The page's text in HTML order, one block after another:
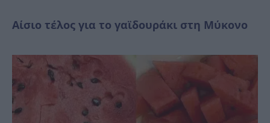
Αίσιο τέλος για το γαϊδουράκι στη Μύκονο